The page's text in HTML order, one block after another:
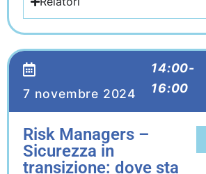
7 novembre 2024
14:00-
16:00
Risk Managers –
Sicurezza in
transizione: dove sta